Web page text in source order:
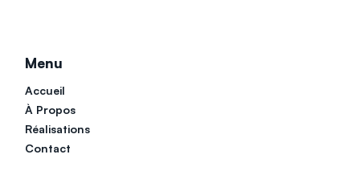
Menu
Accueil
À Propos
Réalisations
Contact